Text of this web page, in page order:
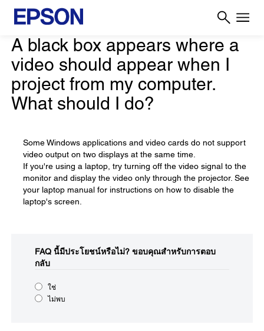
A black box appears where a
video should appear when I
project from my computer.
What should I do?
Some Windows applications and video cards do not support
video output on two displays at the same time.
If you're using a laptop, try turning off the video signal to the
monitor and display the video only through the projector. See
your laptop manual for instructions on how to disable the
laptop's screen.
FAQ นี้มีประโยชน์หรือไม่? ขอบคุณสำหรับการตอบ
กลับ
ใช่
ไม่พบ